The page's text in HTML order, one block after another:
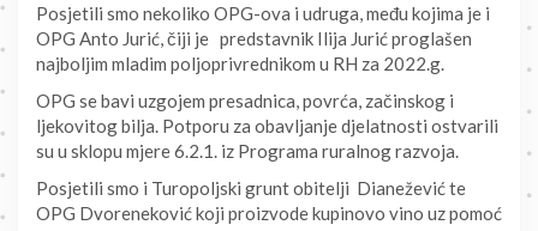
Posjetili smo nekoliko OPG-ova i udruga, među kojima je i
OPG Anto Jurić, čiji je predstavnik Ilija Jurić proglašen
najboljim mladim poljoprivrednikom u RH za 2022.g.
OPG se bavi uzgojem presadnica, povrća, začinskog i
ljekovitog bilja. Potporu za obavljanje djelatnosti ostvarili
su u sklopu mjere 6.2.1. iz Programa ruralnog razvoja.
Posjetili smo i Turopoljski grunt obitelji Dianežević te
OPG Dvoreneković koji proizvode kupinovo vino uz pomoć